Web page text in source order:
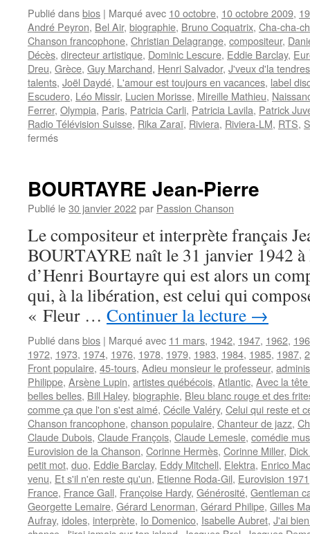
Publié dansbios | Marqué avec 10 octobre, 10 octobre 2009,
André Peyron, Bel Air, biographie, Bruno Coquatrix, Cha-cha-
Chanson francophone, Christian Delagrange, compositeur,
Décès, directeur artistique, Dominic Lescure, Eddie Barclay,
Dreu, Grèce, Guy Marchand, Henri Salvador, J'veux d'la
talents, Joël Daydé, L'amour est toujours en vacances, label
Escudero, Léo Missir, Lucien Morisse, Mireille Mathieu,
Ferrer, Olympia, Paris, Patricia Carli, Patricia Lavila, Patrick
Radio Télévision Suisse, Rika Zaraï, Riviera, Riviera-LM, RTS,
ferméssur
BOURTAYRE Jean-Pierre
Publié le30 janvier 2022par Passion Chanson
Le compositeur et interprète français
BOURTAYRE naît le 31 janvier 1942
d’Henri Bourtayre qui est alors un
qui, à la libération, est celui qui
« Fleur … Continuer la lecture →
Publié dansbios | Marqué avec 11 mars, 1942, 1947, 1962,
1972, 1973, 1974, 1976, 1978, 1979, 1983, 1984, 1985, 1987,
Front populaire, 45-tours, Adieu monsieur le professeur,
Philippe, Arsène Lupin, artistes québécois, Atlantic, Avec la
belles belles, Bill Haley, biographie, Bleu blanc rouge et des
comme ça que l'on s'est aimé, Cécile Valéry, Celui qui reste et
Chanson francophone, chanson populaire, Chanteur de jazz,
Claude Dubois, Claude François, Claude Lemesle, comédie
Eurovision de la Chanson, Corinne Hermès, Corinne Miller,
petit mot, duo, Eddie Barclay, Eddy Mitchell, Elektra, Enrico
venu, Et s'il n'en reste qu'un, Etienne Roda-Gil, Eurovision 1971
France, France Gall, Françoise Hardy, Générosité, Gentleman
Georgette Lemaire, Gérard Lenorman, Gérard Philipe, Gilles
Aufray, idoles, interprète, Io Domenico, Isabelle Aubret, J'ai